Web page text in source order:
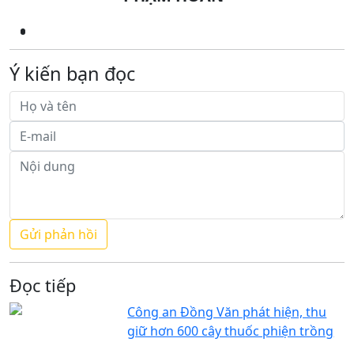
Ý kiến bạn đọc
Đọc tiếp
Công an Đồng Văn phát hiện, thu
giữ hơn 600 cây thuốc phiện trồng